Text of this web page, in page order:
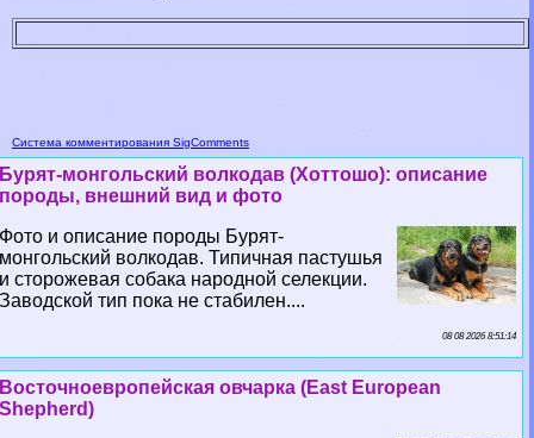
Система комментирования SigComments
Бурят-монгольский волкодав (Хоттошо): описание
породы, внешний вид и фото
Фото и описание породы Бурят-
монгольский волкодав. Типичная пастушья
и сторожевая собака народной селекции.
Заводской тип пока не стабилен....
08 08 2026 8:51:14
Восточноевропейская овчарка (East European
Shepherd)